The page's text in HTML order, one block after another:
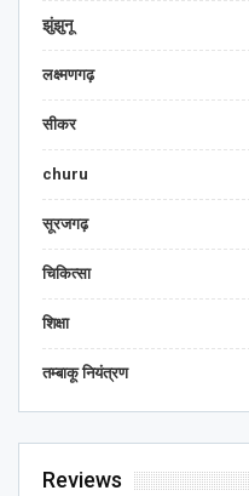
झुंझुनू
लक्ष्मणगढ़
सीकर
churu
सूरजगढ़
चिकित्सा
शिक्षा
तम्बाकू नियंत्रण
Reviews